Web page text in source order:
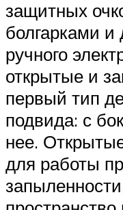
защитных
болгарками
ручного
открытые и
первый тип
подвида: с
нее.
для работы